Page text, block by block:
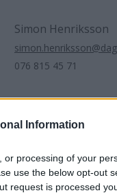
Information
or processing of your
use the below opt-out
request is processed
Simon Henriksson
076 815 45 71
Polisen